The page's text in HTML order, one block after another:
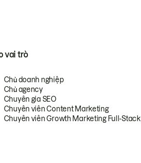
vai trò
Chủ doanh nghiệp
Chủ agency
Chuyên gia SEO
Chuyên viên Content Marketing
Chuyên viên Growth Marketing Full-Stack